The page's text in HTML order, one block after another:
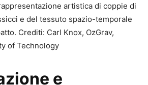
artistica di coppie di
e del tessuto spazio-temporale
Crediti: Carl Knox, OzGrav,
of Technology
e